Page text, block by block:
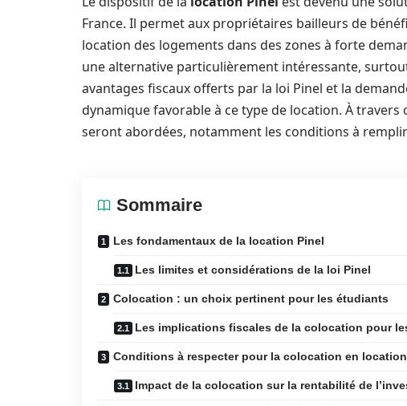
France. Il permet aux propriétaires bailleurs de
location des logements dans des zones à forte
une alternative particulièrement intéressante,
avantages fiscaux offerts par la loi Pinel et la
dynamique favorable à ce type de location. À
seront abordées, notamment les conditions à
Sommaire
Les fondamentaux de la location Pinel
Les limites et considérations de la loi Pinel
Colocation : un choix pertinent pour les étudiants
Les implications fiscales de la colocation pour
Conditions à respecter pour la colocation en
Impact de la colocation sur la rentabilité de